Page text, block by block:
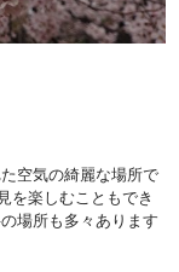
空気の綺麗な場所で
を楽しむこともでき
場所も多々あります